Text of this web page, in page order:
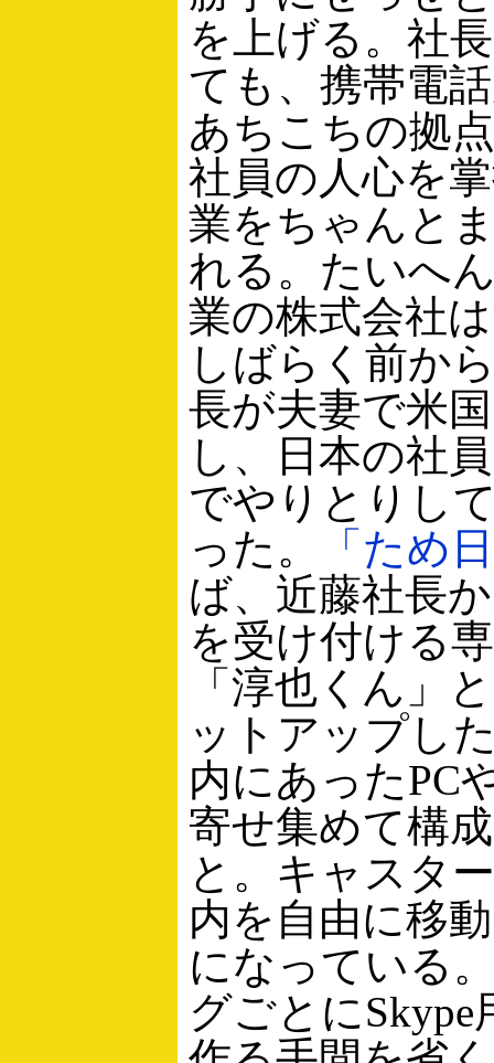
を上げる。社
ても、携帯電
あちこちの拠
社員の人心を
業をちゃんと
れる。たいへ
業の株式会社
しばらく前か
長が夫妻で米
し、日本の社
でやりとりし
った。
「ため
ば、近藤社長
を受け付ける
「淳也くん」
ットアップし
内にあったPC
寄せ集めて構
と。キャスタ
内を自由に移
になっている
グごとにSkype